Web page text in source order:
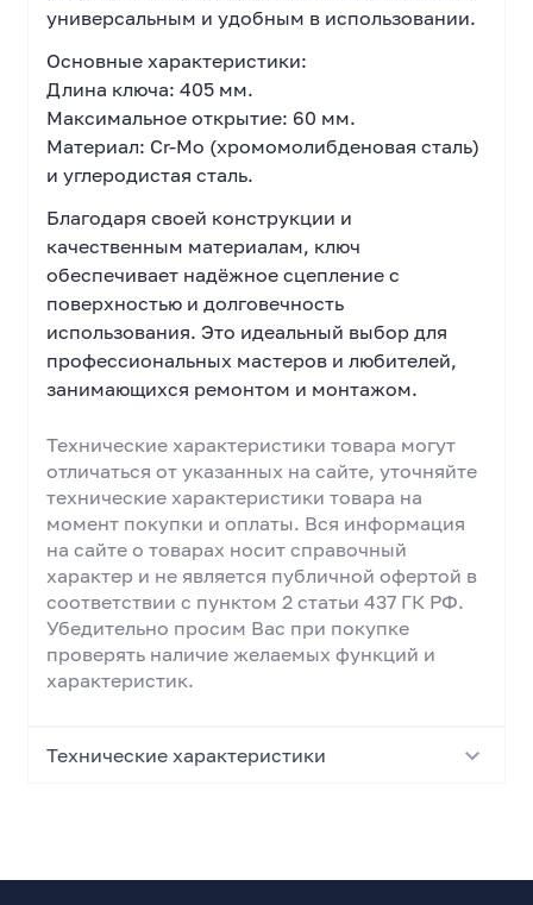
универсальным и удобным в использовании.
Основные характеристики:
Длина ключа: 405 мм.
Максимальное открытие: 60 мм.
Материал: Cr-Mo (хромомолибденовая сталь)
и углеродистая сталь.
Благодаря своей конструкции и
качественным материалам, ключ
обеспечивает надёжное сцепление с
поверхностью и долговечность
использования. Это идеальный выбор для
профессиональных мастеров и любителей,
занимающихся ремонтом и монтажом.
Технические характеристики товара могут
отличаться от указанных на сайте, уточняйте
технические характеристики товара на
момент покупки и оплаты. Вся информация
на сайте о товарах носит справочный
характер и не является публичной офертой в
соответствии с пунктом 2 статьи 437 ГК РФ.
Убедительно просим Вас при покупке
проверять наличие желаемых функций и
характеристик.
Технические характеристики